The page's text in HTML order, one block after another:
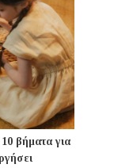
βήματα για